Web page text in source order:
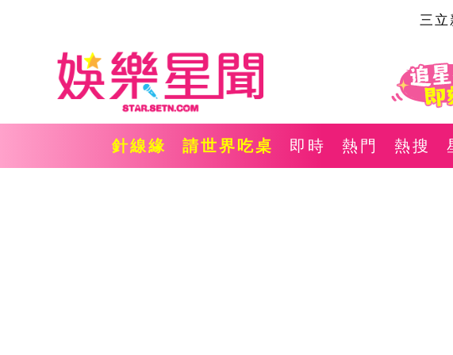
三立
針線緣 請世界吃桌 即時 熱門 熱搜